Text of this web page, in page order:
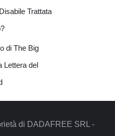
Trattata
di The Big
Lettera del
di DADAFREE SRL -